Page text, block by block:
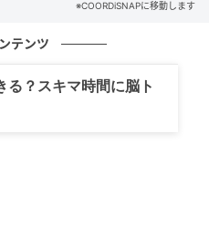
ジューシーいちごスムー
※COORDiSNAPに移動します
テンツ
る？スキマ時間に脳ト